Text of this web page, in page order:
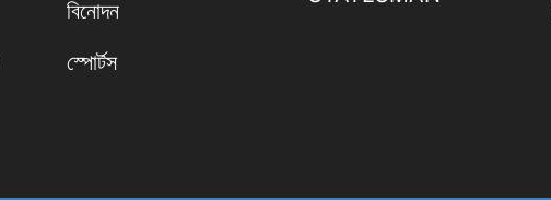
বিনোদন
স্পোর্টস